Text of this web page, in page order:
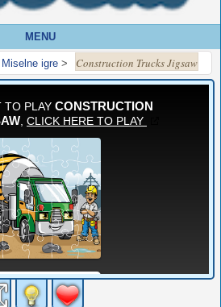
MENU
Miselne igre > Construction Trucks Jigsaw